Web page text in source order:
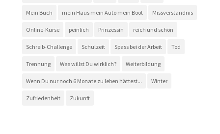
Mein Buch mein Haus mein Auto mein Boot Missverständnis
Online-Kurse peinlich Prinzessin reich und schön
Schreib-Challenge Schulzeit Spass bei der Arbeit Tod
Trennung Was willst Du wirklich? Weiterbildung
Wenn Du nur noch 6 Monate zu leben hättest... Winter
Zufriedenheit Zukunft